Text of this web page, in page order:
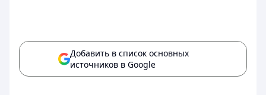
Добавить в список основных
источников в Google